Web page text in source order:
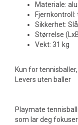
Materiale:
Sikkerhet:
Størrelse
Vekt: 31 kg
Kun for
Levers uten baller
Playmate
som lar deg